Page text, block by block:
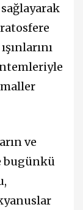
ve
bugünkü